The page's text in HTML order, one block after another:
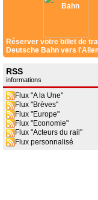
Réserver votre billet de
Deutsche Bahn vers
RSS
informations
Flux "A la Une"
Flux "Brèves"
Flux "Europe"
Flux "Economie"
Flux "Acteurs du rail"
Flux personnalisé